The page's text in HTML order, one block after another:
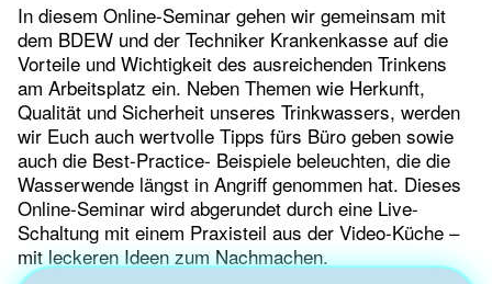
In diesem Online-Seminar gehen wir gemeinsam mit
dem BDEW und der Techniker Krankenkasse auf die
Vorteile und Wichtigkeit des ausreichenden Trinkens
am Arbeitsplatz ein. Neben Themen wie Herkunft,
Qualität und Sicherheit unseres Trinkwassers, werden
wir Euch auch wertvolle Tipps fürs Büro geben sowie
auch die Best-Practice- Beispiele beleuchten, die die
Wasserwende längst in Angriff genommen hat. Dieses
Online-Seminar wird abgerundet durch eine Live-
Schaltung mit einem Praxisteil aus der Video-Küche –
mit leckeren Ideen zum Nachmachen.